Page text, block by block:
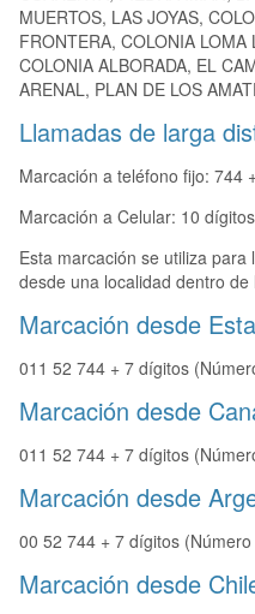
MUERTOS, LAS JOYAS,
FRONTERA, COLONIA
COLONIA ALBORADA, EL
ARENAL, PLAN DE LOS
Llamadas de larga
Marcación a teléfono fijo: 744
Marcación a Celular: 10
Esta marcación se utiliza para
desde una localidad dentro
Marcación desde
011 52 744 + 7 dígitos
Marcación desde
011 52 744 + 7 dígitos
Marcación desde
00 52 744 + 7 dígitos
Marcación desde